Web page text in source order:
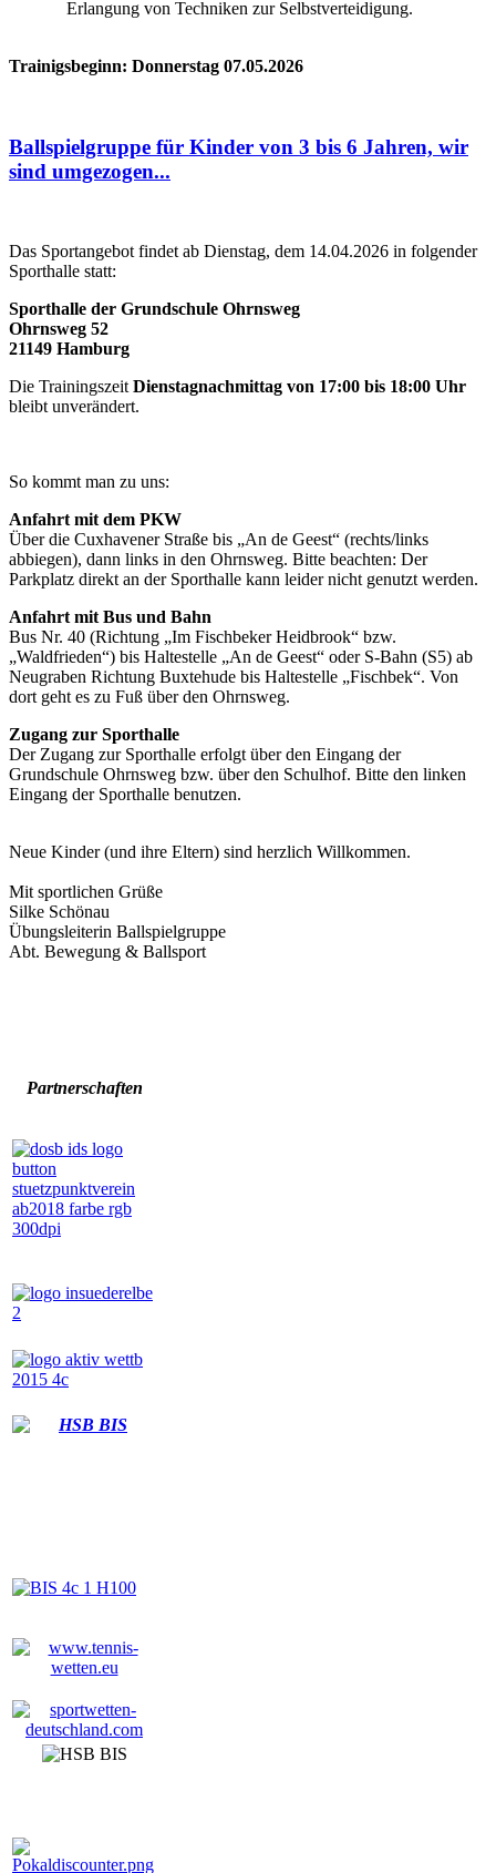
Erlangung von Techniken zur Selbstverteidigung.
Trainigsbeginn: Donnerstag 07.05.2026
Ballspielgruppe für Kinder von 3 bis 6 Jahren, wir
sind umgezogen...
Das Sportangebot findet ab Dienstag, dem 14.04.2026 in folgender
Sporthalle statt:
Sporthalle der Grundschule Ohrnsweg
Ohrnsweg 52
21149 Hamburg
Die Trainingszeit Dienstagnachmittag von 17:00 bis 18:00 Uhr
bleibt unverändert.
So kommt man zu uns:
Anfahrt mit dem PKW
Über die Cuxhavener Straße bis „An de Geest“ (rechts/links
abbiegen), dann links in den Ohrnsweg. Bitte beachten: Der
Parkplatz direkt an der Sporthalle kann leider nicht genutzt werden.
Anfahrt mit Bus und Bahn
Bus Nr. 40 (Richtung „Im Fischbeker Heidbrook“ bzw.
„Waldfrieden“) bis Haltestelle „An de Geest“ oder S-Bahn (S5) ab
Neugraben Richtung Buxtehude bis Haltestelle „Fischbek“. Von
dort geht es zu Fuß über den Ohrnsweg.
Zugang zur Sporthalle
Der Zugang zur Sporthalle erfolgt über den Eingang der
Grundschule Ohrnsweg bzw. über den Schulhof. Bitte den linken
Eingang der Sporthalle benutzen.
Neue Kinder (und ihre Eltern) sind herzlich Willkommen.
Mit sportlichen Grüße
Silke Schönau
Übungsleiterin Ballspielgruppe
Abt. Bewegung & Ballsport
Partnerschaften